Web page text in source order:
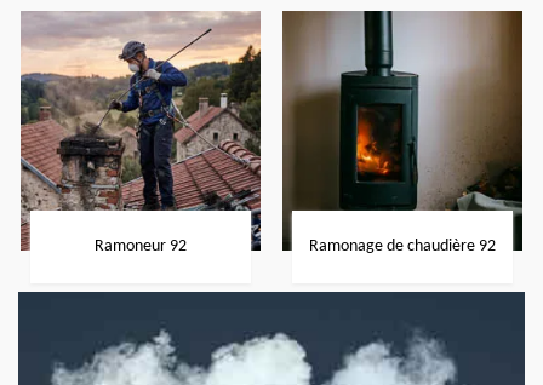
Ramoneur 92 Ramonage de chaudière 92